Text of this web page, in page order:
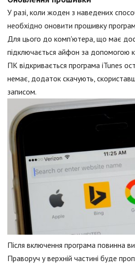
У разі, коли жоден з наведених
необхідно оновити прошивку
Для цього до комп'ютера, що має
підключається айфон за допомогою
ПК відкривається програма iTunes
немає, додаток скачують,
записом.
Після включення програма повинна
Праворуч у верхній частині буде